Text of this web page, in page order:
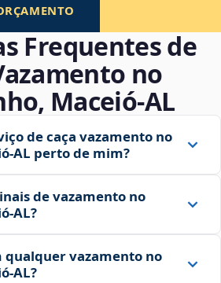
Frequentes de
no
Maceió‑AL
de caça vazamento no
perto de mim?
de vazamento no
qualquer vazamento no